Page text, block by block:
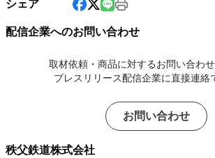
シェア
配信企業へのお問い合わせ
取材依頼・商品に対するお問い合わせ
プレスリリース配信企業に直接連絡
お問い合わせ
秩父鉄道株式会社